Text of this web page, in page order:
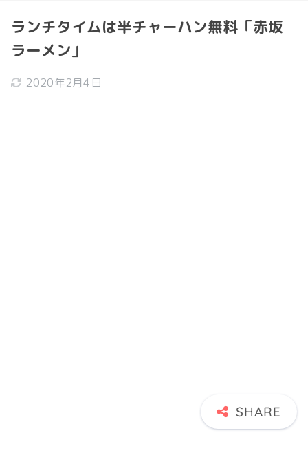
ランチタイムは半チャーハン無料「赤坂
ラーメン」
2020年2月4日